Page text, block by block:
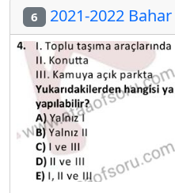
6 2021-2022 Bahar